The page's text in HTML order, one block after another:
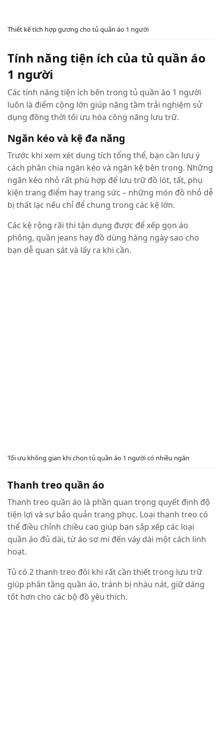
Thiết kế tích hợp gương cho tủ quần áo 1 người
Tính năng tiện ích của tủ quần áo
1 người
Các tính năng tiện ích bên trong tủ quần áo 1 người
luôn là điểm cộng lớn giúp nâng tầm trải nghiệm sử
dụng đồng thời tối ưu hóa công năng lưu trữ.
Ngăn kéo và kệ đa năng
Trước khi xem xét dung tích tổng thể, bạn cần lưu ý
cách phân chia ngăn kéo và ngăn kệ bên trong. Những
ngăn kéo nhỏ rất phù hợp để lưu trữ đồ lót, tất, phụ
kiện trang điểm hay trang sức – những món đồ nhỏ dễ
bị thất lạc nếu chỉ để chung trong các kệ lớn.
Các kệ rộng rãi thì tận dụng được để xếp gọn áo
phông, quần jeans hay đồ dùng hàng ngày sao cho
bạn dễ quan sát và lấy ra khi cần.
Tối ưu không gian khi chọn tủ quần áo 1 người có nhiều ngăn
Thanh treo quần áo
Thanh treo quần áo là phần quan trọng quyết định độ
tiện lợi và sự bảo quản trang phục. Loại thanh treo có
thể điều chỉnh chiều cao giúp bạn sắp xếp các loại
quần áo đủ dài, từ áo sơ mi đến váy dài một cách linh
hoạt.
Tủ có 2 thanh treo đôi khi rất cần thiết trong lưu trữ
giúp phân tầng quần áo, tránh bị nhàu nát, giữ dáng
tốt hơn cho các bộ đồ yêu thích.